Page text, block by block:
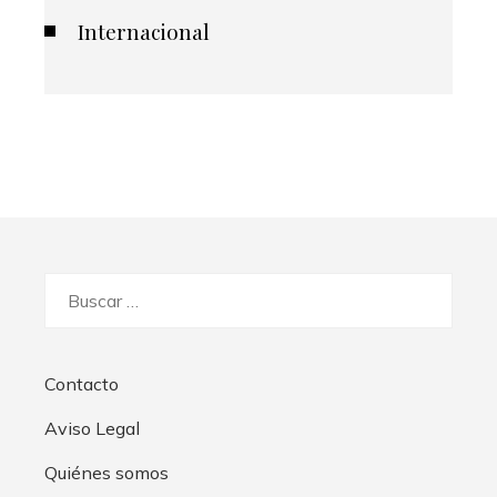
Internacional
Contacto
Aviso Legal
Quiénes somos